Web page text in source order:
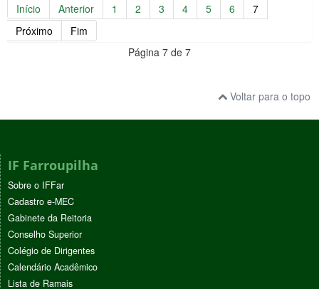
Início Anterior 1 2 3 4 5 6
7
Próximo
Fim
Página 7 de 7
Voltar para o topo
IF Farroupilha
Sobre o IFFar
Cadastro e-MEC
Gabinete da Reitoria
Conselho Superior
Colégio de Dirigentes
Calendário Acadêmico
Lista de Ramais